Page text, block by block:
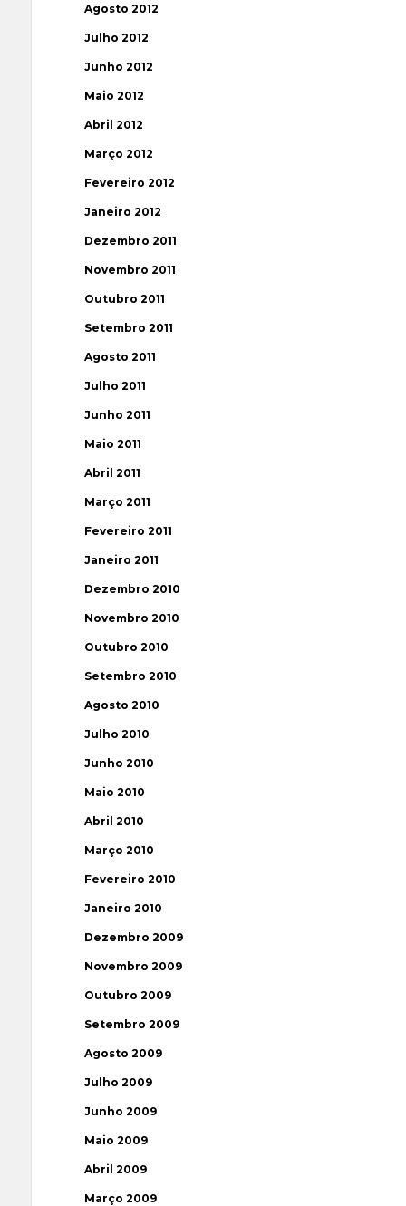
Agosto 2012
Julho 2012
Junho 2012
Maio 2012
Abril 2012
Março 2012
Fevereiro 2012
Janeiro 2012
Dezembro 2011
Novembro 2011
Outubro 2011
Setembro 2011
Agosto 2011
Julho 2011
Junho 2011
Maio 2011
Abril 2011
Março 2011
Fevereiro 2011
Janeiro 2011
Dezembro 2010
Novembro 2010
Outubro 2010
Setembro 2010
Agosto 2010
Julho 2010
Junho 2010
Maio 2010
Abril 2010
Março 2010
Fevereiro 2010
Janeiro 2010
Dezembro 2009
Novembro 2009
Outubro 2009
Setembro 2009
Agosto 2009
Julho 2009
Junho 2009
Maio 2009
Abril 2009
Março 2009